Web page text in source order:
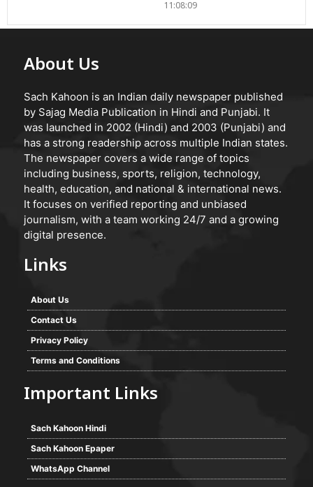
11:08:09
About Us
Sach Kahoon is an Indian daily newspaper published
by Sajag Media Publication in Hindi and Punjabi. It
was launched in 2002 (Hindi) and 2003 (Punjabi) and
has a strong readership across multiple Indian states.
The newspaper covers a wide range of topics
including business, sports, religion, technology,
health, education, and national & international news.
It focuses on verified reporting and unbiased
journalism, with a team working 24/7 and a growing
digital presence.
Links
About Us
Contact Us
Privacy Policy
Terms and Conditions
Important Links
Sach Kahoon Hindi
Sach Kahoon Epaper
WhatsApp Channel